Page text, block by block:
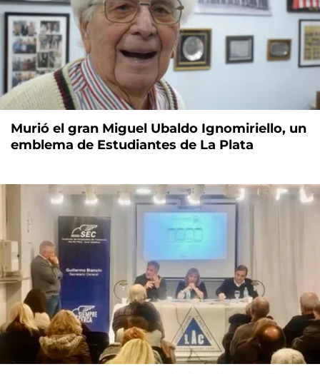
Murió el gran Miguel Ubaldo Ignomiriello, un
emblema de Estudiantes de La Plata